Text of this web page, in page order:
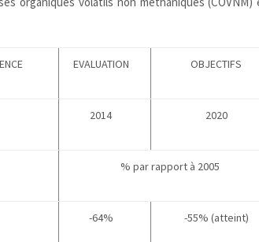
EVALUATION OBJECTIFS
2014 2020
% par rapport à 2005
-64% -55% (atteint)